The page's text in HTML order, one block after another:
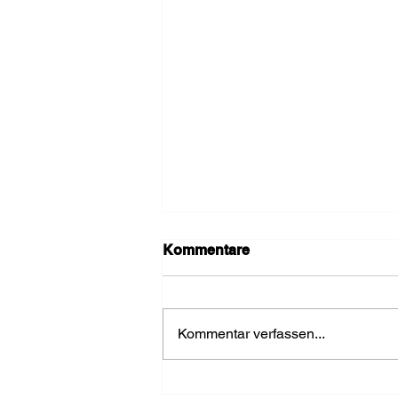
Kommentare
Kommentar verfassen...